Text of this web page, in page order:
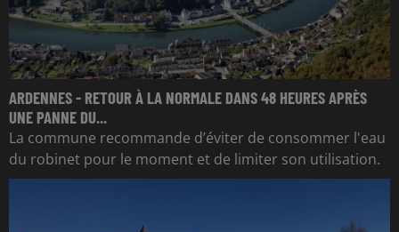
ARDENNES - RETOUR À LA NORMALE DANS 48 HEURES APRÈS
UNE PANNE DU...
La commune recommande d’éviter de consommer l'eau
du robinet pour le moment et de limiter son utilisation.